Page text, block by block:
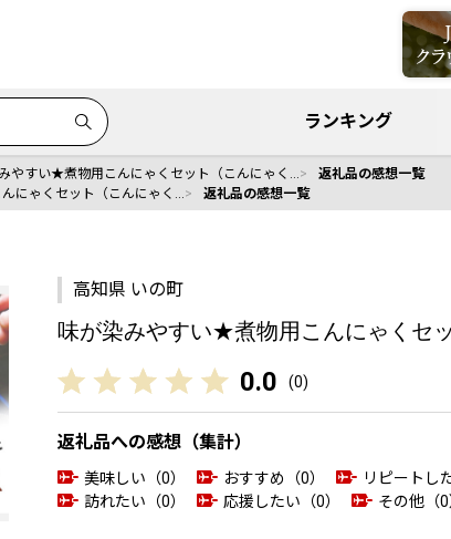
ランキング
やすい★煮物用こんにゃくセット（こんにゃく…
返礼品の感想一覧
にゃくセット（こんにゃく… 返礼品の感想一覧
高知県 いの町
味が染みやすい★煮物用こんにゃくセ
0.0 (0)
返礼品への感想（集計）
美味しい（0） おすすめ（0） リピートし
訪れたい（0）
応援したい（0） その他（0